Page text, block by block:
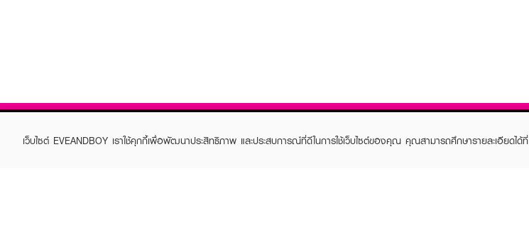
เว็บไซต์ EVEANDBOY เราใช้คุกกี้เพื่อพัฒนาประสิทธิภาพ และประสบการณ์ที่ดีในการใช้เว็บไซต์ของคุณ คุณสามารถศึกษารายละเอียดได้ที่